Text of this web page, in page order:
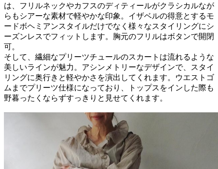
は、フリルネックやカフスのディティールがクラシカルなが
らもシアーな素材で軽やかな印象。イザベルの得意とするモ
ードボヘミアンスタイルだけでなく様々なスタイリングにシ
ーズンレスでフィットします。胸元のフリルはボタンで開閉
可。
そして、繊細なプリーツチュールのスカートは流れるような
美しいラインが魅力。アシンメトリーなデザインで、スタイ
リングに奥行きと軽やかさを演出してくれます。ウエストゴ
ムまでプリーツ仕様になっており、トップスをインした際も
野暮ったくならずすっきりと見せてくれます。